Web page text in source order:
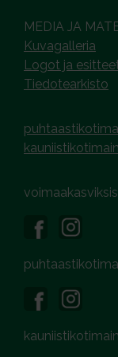
MEDIA JA
Kuvagalleria
Logot ja
Tiedotearkisto